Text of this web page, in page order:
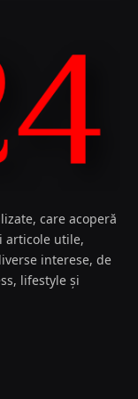
care acoperă
articole utile,
interese, de
lifestyle și